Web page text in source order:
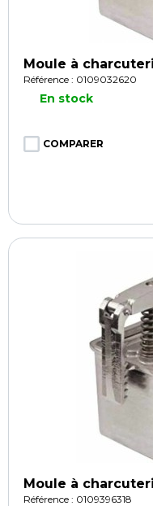
Moule à
Référence : 0109032620
En stock
COMPARER
Moule à
Référence : 0109396318